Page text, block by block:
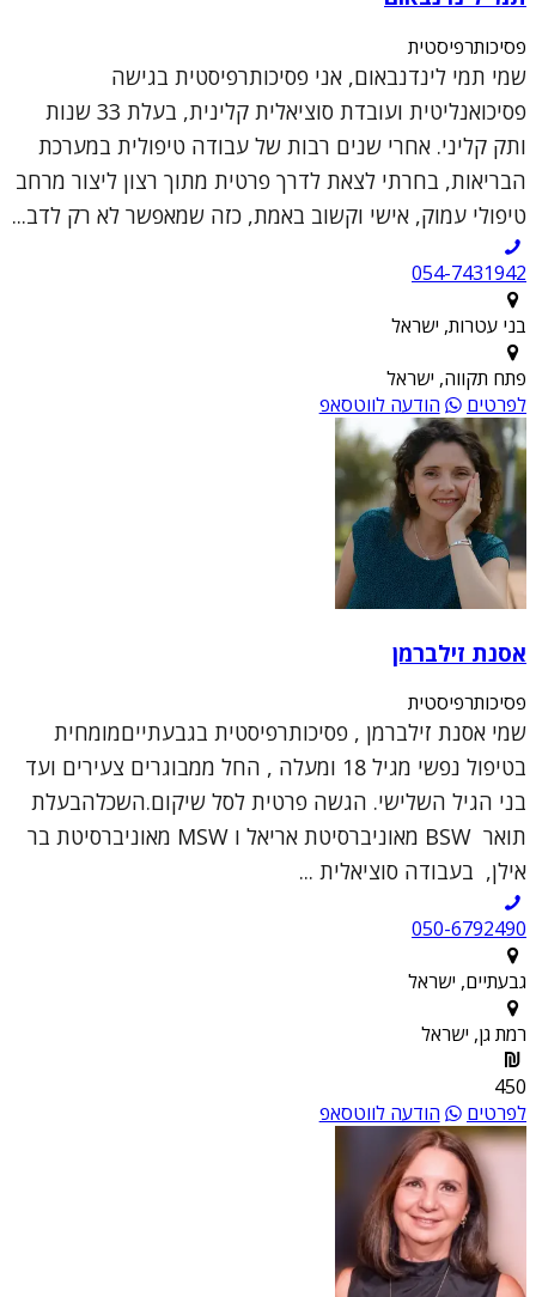
פסיכותרפיסטית
שמי תמי לינדנבאום, אני פסיכותרפיסטית בגישה
פסיכואנליטית ועובדת סוציאלית קלינית, בעלת 33 שנות
ותק קליני. אחרי שנים רבות של עבודה טיפולית במערכת
הבריאות, בחרתי לצאת לדרך פרטית מתוך רצון ליצור מרחב
טיפולי עמוק, אישי וקשוב באמת, כזה שמאפשר לא רק לדב...
054-7431942
בני עטרות, ישראל
פתח תקווה, ישראל
לפרטים
הודעה לווטסאפ
אסנת זילברמן
פסיכותרפיסטית
שמי אסנת זילברמן , פסיכותרפיסטית בגבעתייםמומחית
בטיפול נפשי מגיל 18 ומעלה , החל ממבוגרים צעירים ועד
בני הגיל השלישי. הגשה פרטית לסל שיקום.השכלהבעלת
תואר BSW מאוניברסיטת אריאל ו MSW מאוניברסיטת בר
אילן, בעבודה סוציאלית ...
050-6792490
גבעתיים, ישראל
רמת גן, ישראל
450
לפרטים
הודעה לווטסאפ